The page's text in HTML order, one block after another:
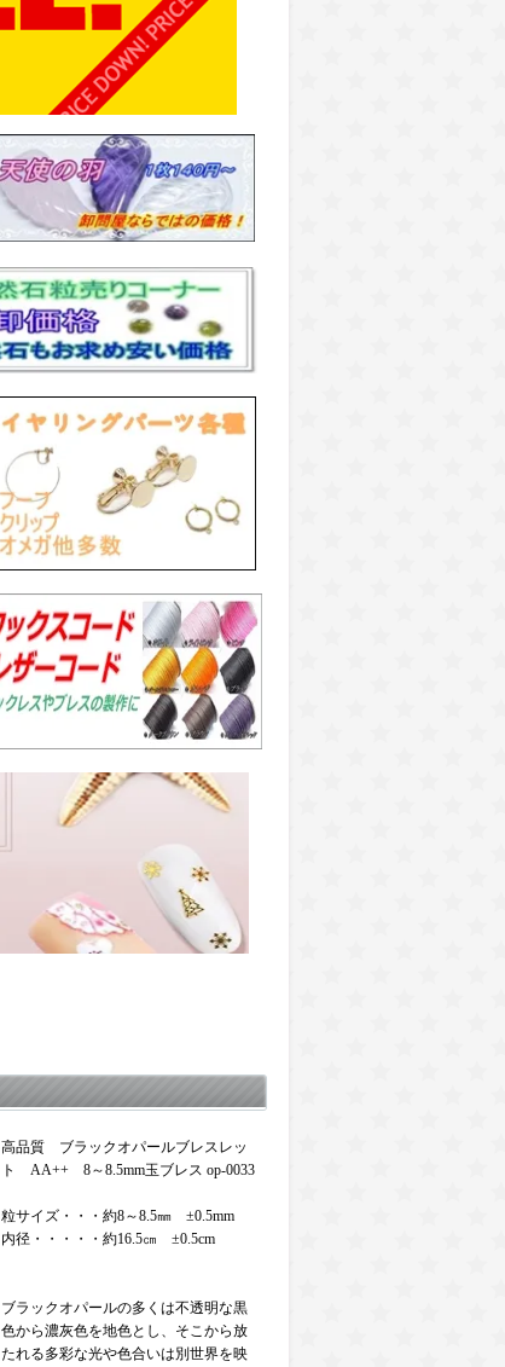
高品質 ブラックオパールブレスレッ
ト AA++ 8～8.5mm玉ブレス op-0033
粒サイズ・・・約8～8.5㎜ ±0.5mm
内径・・・・・約16.5㎝ ±0.5cm
ブラックオパールの多くは不透明な黒
色から濃灰色を地色とし、そこから放
たれる多彩な光や色合いは別世界を映